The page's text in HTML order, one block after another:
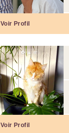
Voir Profil
Voir Profil